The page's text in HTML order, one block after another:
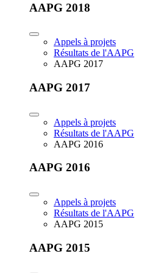
AAPG 2018
Appels à projets
Résultats de l'AAPG
AAPG 2017
AAPG 2017
Appels à projets
Résultats de l'AAPG
AAPG 2016
AAPG 2016
Appels à projets
Résultats de l'AAPG
AAPG 2015
AAPG 2015